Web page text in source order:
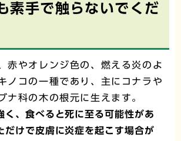
素手で触らないでくだ
赤やオレンジ色の、燃える炎のよ
ノコの一種であり、主にコナラや
ナ科の木の根元に生えます。
く、食べると死に至る可能性があ
だけで皮膚に炎症を起こす場合が